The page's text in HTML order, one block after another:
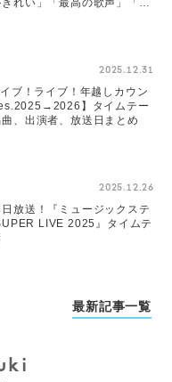
きれい」「最高の歌声」「松
2025.12.31
イブ！ライブ！年越しカウン
】タイムテー
、出演者、放送日まとめ
2025.12.26
放送！『ミュージックステ
LIVE 2025』タイムテ
最新記事一覧